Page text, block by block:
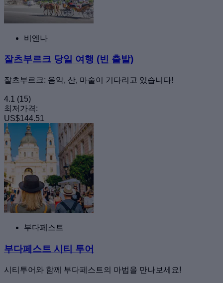
비엔나
잘츠부르크 당일 여행 (빈 출발)
잘츠부르크: 음악, 산, 마술이 기다리고 있습니다!
4.1 (15)
최저가격:
US$144.51
부다페스트
부다페스트 시티 투어
시티투어와 함께 부다페스트의 마법을 만나보세요!